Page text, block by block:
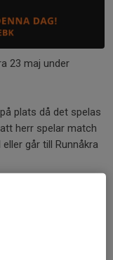
23 maj under
plats då det spelas
herr spelar match
går till Runnåkra